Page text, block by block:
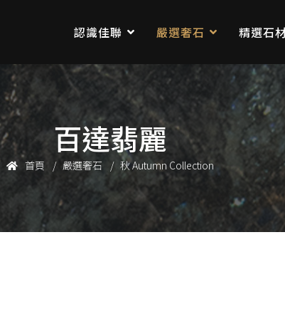
認識佳聯 嚴選奢石 精選石
百達翡麗
首頁 嚴選奢石 秋 Autumn Collection